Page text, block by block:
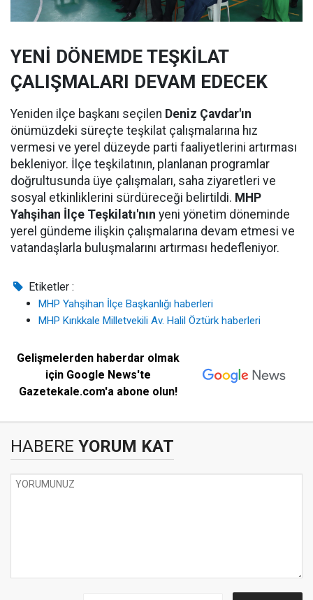
YENİ DÖNEMDE TEŞKİLAT
ÇALIŞMALARI DEVAM EDECEK
Yeniden ilçe başkanı seçilen Deniz Çavdar'ın
önümüzdeki süreçte teşkilat çalışmalarına hız
vermesi ve yerel düzeyde parti faaliyetlerini artırması
bekleniyor. İlçe teşkilatının, planlanan programlar
doğrultusunda üye çalışmaları, saha ziyaretleri ve
sosyal etkinliklerini sürdüreceği belirtildi. MHP
Yahşihan İlçe Teşkilatı'nın yeni yönetim döneminde
yerel gündeme ilişkin çalışmalarına devam etmesi ve
vatandaşlarla buluşmalarını artırması hedefleniyor.
Etiketler :
MHP Yahşihan İlçe Başkanlığı haberleri
MHP Kırıkkale Milletvekili Av. Halil Öztürk haberleri
Gelişmelerden haberdar olmak
için Google News'te
Gazetekale.com'a abone olun!
HABERE YORUM KAT